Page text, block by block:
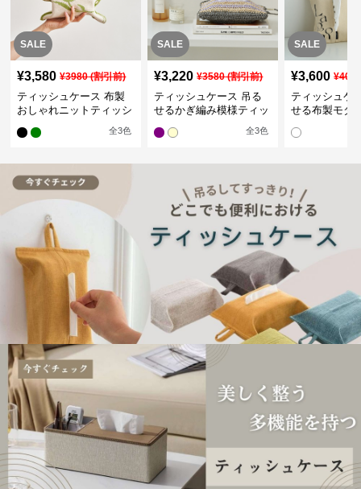
SALE
¥3,580 ¥3980(割引前)
ティッシュケース 布製
おしゃれニットティッシ
全3色
SALE
¥3,220 ¥3580(割引前)
ティッシュケース 吊る
せるかぎ編み模様ティッ
全3色
SALE
¥3,600 ¥
ティッシュケ
せる布製モダ